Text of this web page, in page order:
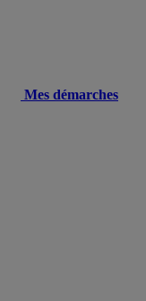
Mes démarches